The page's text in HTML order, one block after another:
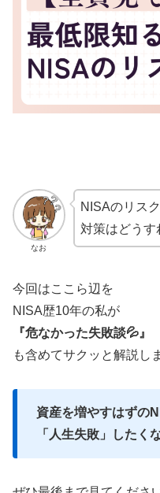
なお
NISAのリス
対策はどうす
今回はここら辺を
NISA歴10年の私が
『危なかった失敗談💦』
も含めてサクッと解説し
資産を増やすはずの
「人生失敗」したく